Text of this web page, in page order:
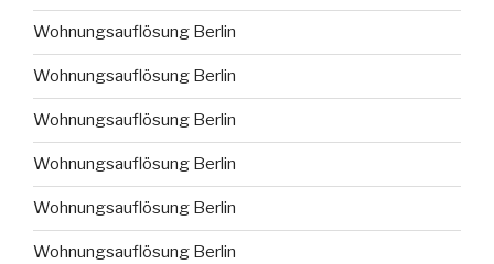
Wohnungsauflösung Berlin
Wohnungsauflösung Berlin
Wohnungsauflösung Berlin
Wohnungsauflösung Berlin
Wohnungsauflösung Berlin
Wohnungsauflösung Berlin